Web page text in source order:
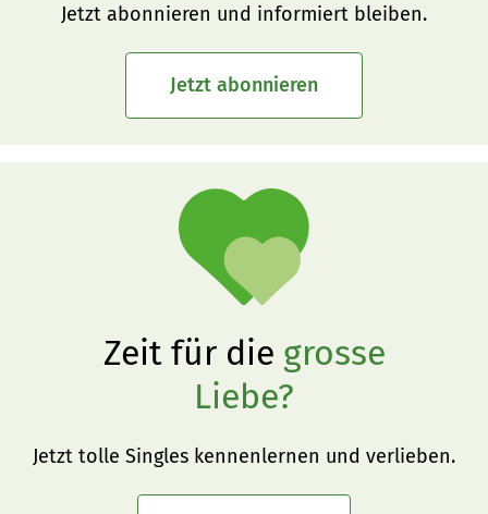
Jetzt abonnieren und informiert bleiben.
Jetzt abonnieren
Zeit für die grosse
Liebe?
Jetzt tolle Singles kennenlernen und verlieben.